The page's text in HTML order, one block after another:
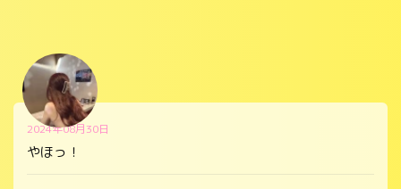
やほっ！
2024年08月30日